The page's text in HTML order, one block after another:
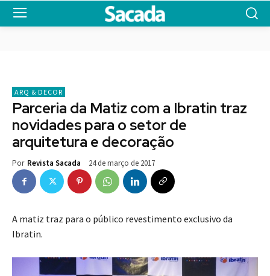
ARQ & DECOR
Parceria da Matiz com a Ibratin traz
novidades para o setor de
arquitetura e decoração
Por Revista Sacada 24 de março de 2017
A matiz traz para o público revestimento exclusivo da
Ibratin.